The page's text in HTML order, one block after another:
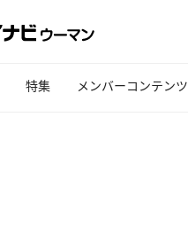
特集 メンバーコンテンツ